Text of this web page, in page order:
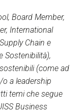
Board Member,
International
Chain e
Sostenibilità),
(come ad
a leadership
temi che segue
Business